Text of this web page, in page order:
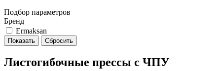
Подбор параметров
Бренд
Ermaksan
Листогибочные прессы с ЧПУ